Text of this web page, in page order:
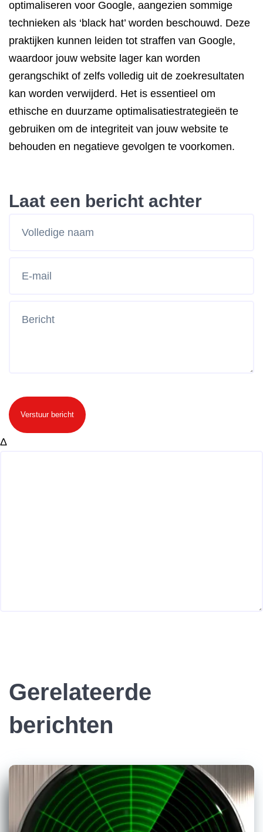
optimaliseren voor Google, aangezien sommige
technieken als ‘black hat’ worden beschouwd. Deze
praktijken kunnen leiden tot straffen van Google,
waardoor jouw website lager kan worden
gerangschikt of zelfs volledig uit de zoekresultaten
kan worden verwijderd. Het is essentieel om
ethische en duurzame optimalisatiestrategieën te
gebruiken om de integriteit van jouw website te
behouden en negatieve gevolgen te voorkomen.
Laat een bericht achter
Verstuur bericht
Δ
Gerelateerde
berichten